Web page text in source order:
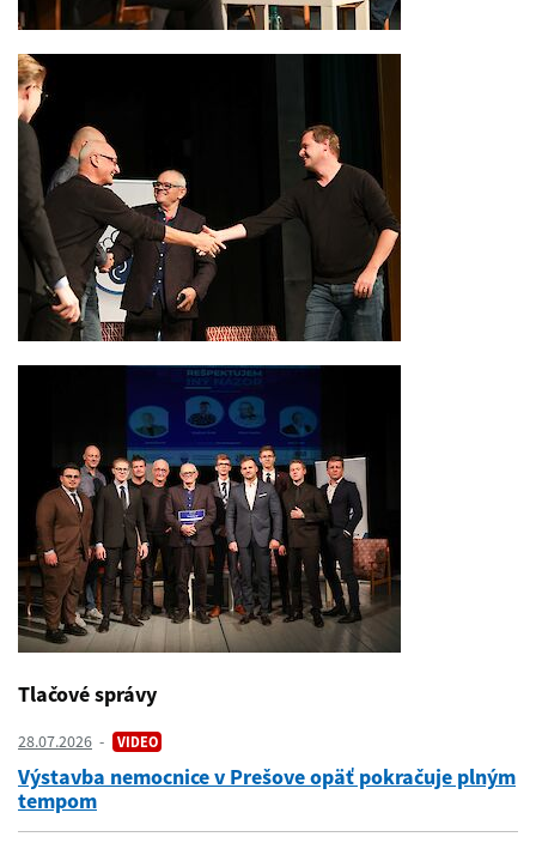
Tlačové správy
28.07.2026 VIDEO
Výstavba nemocnice v Prešove opäť pokračuje plným
tempom